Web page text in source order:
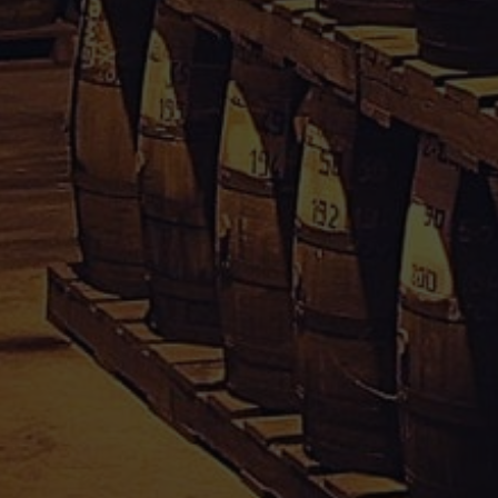
Informations
Conditions Générales de Vente
Paiement sécurisé
Politique de confidentialité
Droit de rétractation
Mon compte
Informations personnelles